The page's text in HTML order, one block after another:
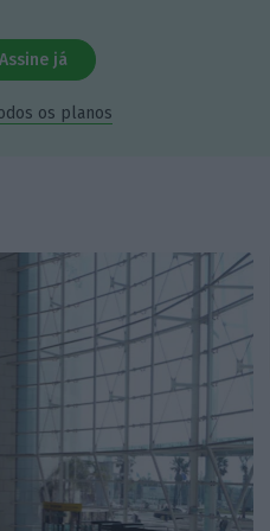
Assine já
os planos